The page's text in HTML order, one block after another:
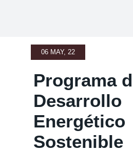
06 MAY, 22
Programa
Desarrollo
Energético
Sostenible